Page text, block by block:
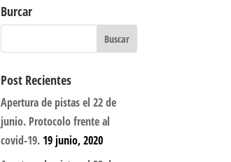
Burcar
Post Recientes
Apertura de pistas el 22 de
junio. Protocolo frente al
covid-19. 19 junio, 2020